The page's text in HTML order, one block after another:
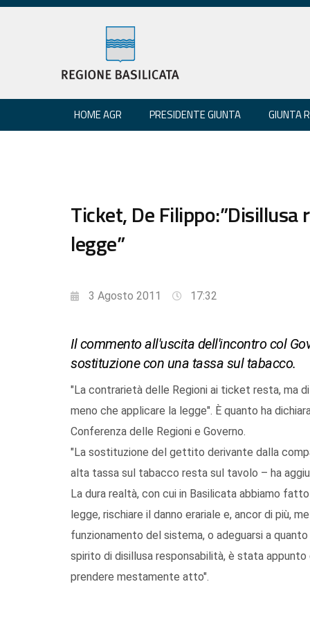
HOME AGR PRESIDENTE GIUNTA GIUNTA
Ticket, De
legge”
3 Agosto 2011 17:32
Il commento all'uscita dell'incontro col
sostituzione con una tassa sul tabacco.
"La contrarietà delle Regioni ai ticket resta, ma
meno che applicare la legge". È quanto ha
Conferenza delle Regioni e Governo.
"La sostituzione del gettito derivante dalla
alta tassa sul tabacco resta sul tavolo – ha
La dura realtà, con cui in Basilicata abbiamo
legge, rischiare il danno erariale e, ancor di più,
funzionamento del sistema, o adeguarsi a
spirito di disillusa responsabilità, è stata
prendere mestamente atto".